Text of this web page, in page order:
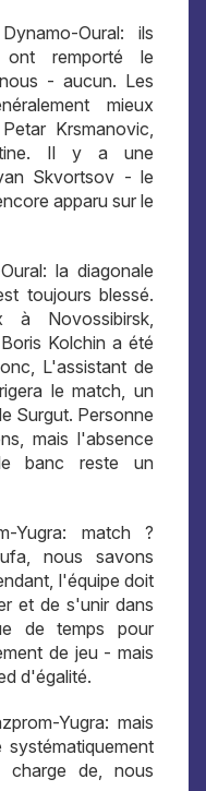
Oural: ils
remporté le
- aucun. Les
mieux
Krsmanovic,
Il y a une
Skvortsov - le
apparu sur le
la diagonale
toujours blessé.
à Novossibirsk,
Kolchin a été
L'assistant de
le match, un
Surgut. Personne
mais l'absence
banc reste un
Yugra: match ?
nous savons
l'équipe doit
et de s'unir dans
de temps pour
de jeu - mais
d'égalité.
Yugra: mais
de, nous